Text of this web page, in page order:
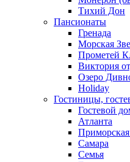
Тихий Дон
Пансионаты
Гренада
Морская
Прометей
Виктория
Озеро
Holiday
Гостиницы,
Гостевой
Атланта
Самара
Семья